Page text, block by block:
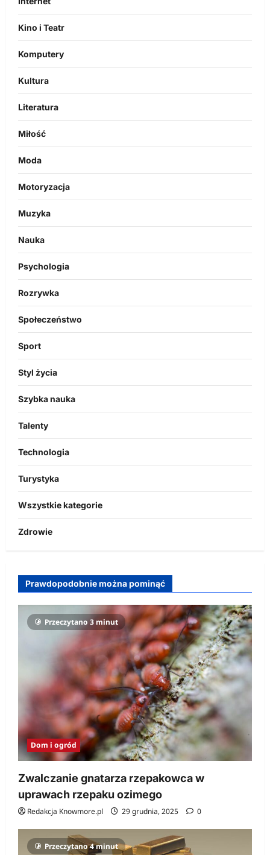
Kino i Teatr
Komputery
Kultura
Literatura
Miłość
Moda
Motoryzacja
Muzyka
Nauka
Psychologia
Rozrywka
Społeczeństwo
Sport
Styl życia
Szybka nauka
Talenty
Technologia
Turystyka
Wszystkie kategorie
Zdrowie
Prawdopodobnie można pominąć
Przeczytano 3 minut
Dom i ogród
Zwalczanie gnatarza rzepakowca w
uprawach rzepaku ozimego
Redakcja Knowmore.pl 29 grudnia, 2025 0
Przeczytano 4 minut